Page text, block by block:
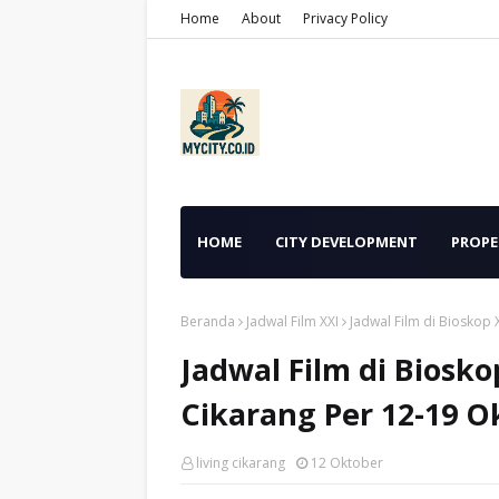
Home About Privacy Policy
HOME CITY DEVELOPMENT
Beranda Jadwal Film XXI Jadwal Film di Bioskop
Jadwal Film di
Cikarang Per 12-19
living cikarang 12 Oktober